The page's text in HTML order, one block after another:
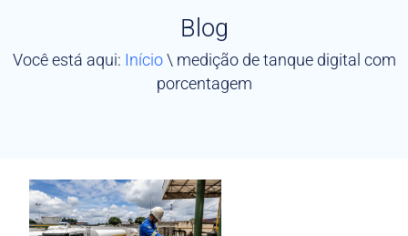
Blog
Você está aqui: Início\ medição de tanque digital com
porcentagem